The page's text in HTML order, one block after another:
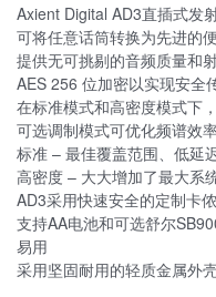
Axient Digital AD3直插式发
可将任意话筒转换为先进的
提供无可挑剔的音频质量和
AES 256 位加密以实现安全
在标准模式和高密度模式下
可选调制模式可优化频谱效
标准 – 最佳覆盖范围、低延
高密度 – 大大增加了最大系
AD3采用快速安全的定制卡
支持AA电池和可选舒尔
易用
采用坚固耐用的轻质金属外